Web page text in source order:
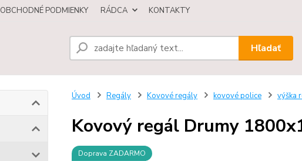
OBCHODNÉ PODMIENKY RÁDCA KONTAKTY
Hľadať
Úvod Regály Kovové regály kovové police výška
Kovový regál Drumy
Doprava ZADARMO